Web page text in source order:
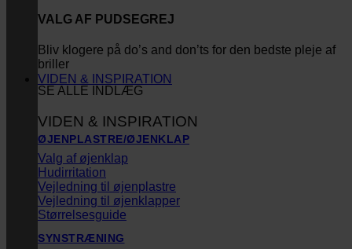
VALG AF PUDSEGREJ
Bliv klogere på do’s and don’ts for den bedste pleje af
briller
SE ALLE INDLÆG
VIDEN & INSPIRATION
VIDEN & INSPIRATION
ØJENPLASTRE/ØJENKLAP
Valg af øjenklap
Hudirritation
Vejledning til øjenplastre
Vejledning til øjenklapper
Størrelsesguide
SYNSTRÆNING